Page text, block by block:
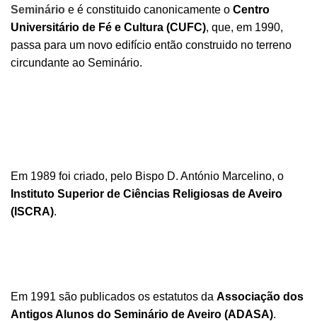
Seminário e é constituido canonicamente o Centro
Universitário de Fé e Cultura (CUFC), que, em 1990,
passa para um novo edifício então construido no terreno
circundante ao Seminário.
Em 1989 foi criado, pelo Bispo D. António Marcelino, o
Instituto Superior de Ciências Religiosas de Aveiro
(ISCRA).
Em 1991 são publicados os estatutos da Associação dos
Antigos Alunos do Seminário de Aveiro (ADASA).